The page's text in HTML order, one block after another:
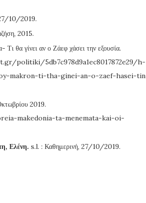
10/2019.
2015.
θα γίνει αν ο Ζάεφ χάσει την εξουσία.
politiki/5db7c978d9a1ec8017872e29/h-
makron-ti-tha-ginei-an-o-zaef-hasei-
2019.
makedonia-ta-menemata-kai-oi-
Ελένη. s.l. : Καθημερινή, 27/10/2019.